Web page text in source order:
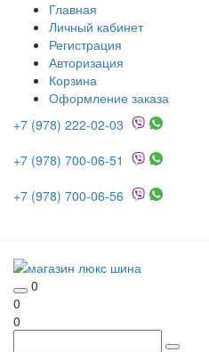
Главная
Личный кабинет
Регистрация
Авторизация
Корзина
Оформление заказа
+7 (978) 222-02-03
+7 (978) 700-06-51
+7 (978) 700-06-56
0
0
0